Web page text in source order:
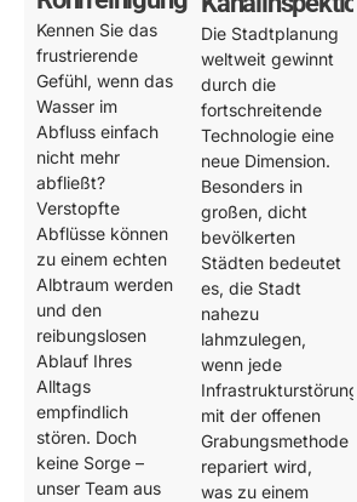
Kennen Sie das
frustrierende
Gefühl, wenn das
Wasser im
Abfluss einfach
nicht mehr
abfließt?
Verstopfte
Abflüsse können
zu einem echten
Albtraum werden
und den
reibungslosen
Ablauf Ihres
Alltags
empfindlich
stören. Doch
keine Sorge –
unser Team aus
Die Stadtplanung
weltweit gewinnt
durch die
fortschreitende
Technologie eine
neue Dimension.
Besonders in
großen, dicht
bevölkerten
Städten bedeutet
es, die Stadt
nahezu
lahmzulegen,
wenn jede
Infrastrukturstörung
mit der offenen
Grabungsmethode
repariert wird,
was zu einem